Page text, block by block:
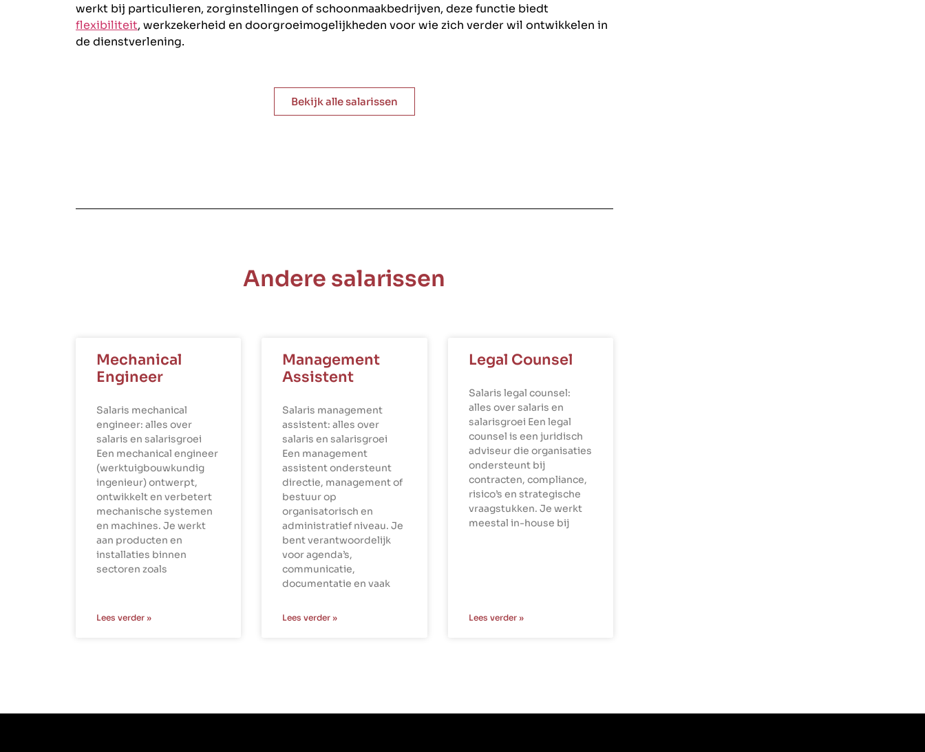
werkt bij particulieren, zorginstellingen of schoonmaakbedrijven, deze functie biedt
flexibiliteit, werkzekerheid en doorgroeimogelijkheden voor wie zich verder wil ontwikkelen in
de dienstverlening.
Bekijk alle salarissen
Andere salarissen
Mechanical
Engineer
Salaris mechanical
engineer: alles over
salaris en salarisgroei
Een mechanical engineer
(werktuigbouwkundig
ingenieur) ontwerpt,
ontwikkelt en verbetert
mechanische systemen
en machines. Je werkt
aan producten en
installaties binnen
sectoren zoals
Lees verder »
Management
Assistent
Salaris management
assistent: alles over
salaris en salarisgroei
Een management
assistent ondersteunt
directie, management of
bestuur op
organisatorisch en
administratief niveau. Je
bent verantwoordelijk
voor agenda’s,
communicatie,
documentatie en vaak
Lees verder »
Legal Counsel
Salaris legal counsel:
alles over salaris en
salarisgroei Een legal
counsel is een juridisch
adviseur die organisaties
ondersteunt bij
contracten, compliance,
risico’s en strategische
vraagstukken. Je werkt
meestal in-house bij
Lees verder »